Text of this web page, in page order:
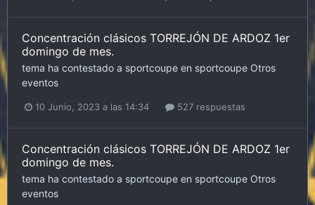
Concentración clásicos TORREJÓN DE ARDOZ 1er
domingo de mes.
tema ha contestado a sportcoupe en sportcoupe Otros
eventos
10 Junio, 2023 a las 14:34 527 respuestas
Concentración clásicos TORREJÓN DE ARDOZ 1er
domingo de mes.
tema ha contestado a sportcoupe en sportcoupe Otros
eventos